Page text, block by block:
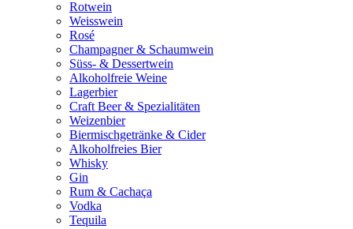
Rotwein
Weisswein
Rosé
Champagner & Schaumwein
Süss- & Dessertwein
Alkoholfreie Weine
Lagerbier
Craft Beer & Spezialitäten
Weizenbier
Biermischgetränke & Cider
Alkoholfreies Bier
Whisky
Gin
Rum & Cachaça
Vodka
Tequila